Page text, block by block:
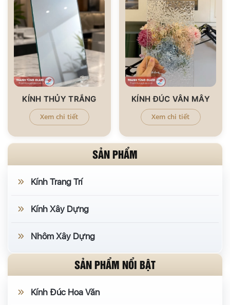
KÍNH THỦY TRẮNG
Xem chi tiết
KÍNH ĐÚC VÂN MÂY
Xem chi tiết
SẢN PHẨM
Kính Trang Trí
Kính Xây Dựng
Nhôm Xây Dựng
SẢN PHẨM NỔI BẬT
Kính Đúc Hoa Văn